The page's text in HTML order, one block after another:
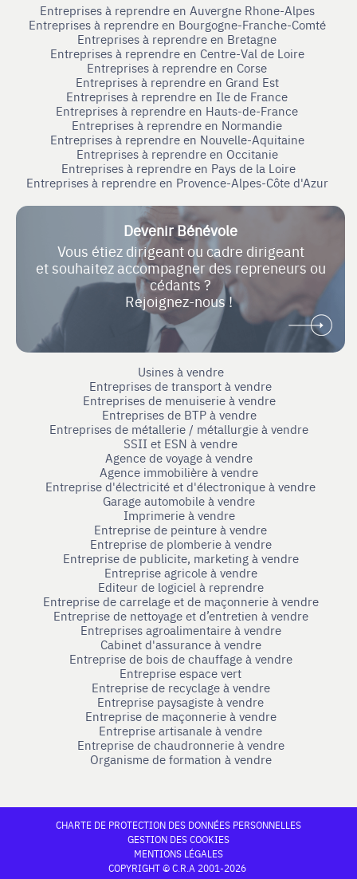
Entreprises à reprendre en Auvergne Rhone-Alpes
Entreprises à reprendre en Bourgogne-Franche-Comté
Entreprises à reprendre en Bretagne
Entreprises à reprendre en Centre-Val de Loire
Entreprises à reprendre en Corse
Entreprises à reprendre en Grand Est
Entreprises à reprendre en Ile de France
Entreprises à reprendre en Hauts-de-France
Entreprises à reprendre en Normandie
Entreprises à reprendre en Nouvelle-Aquitaine
Entreprises à reprendre en Occitanie
Entreprises à reprendre en Pays de la Loire
Entreprises à reprendre en Provence-Alpes-Côte d'Azur
Devenir Bénévole
Vous étiez dirigeant ou cadre dirigeant
et souhaitez accompagner des repreneurs ou
cédants ?
Rejoignez-nous !
Usines à vendre
Entreprises de transport à vendre
Entreprises de menuiserie à vendre
Entreprises de BTP à vendre
Entreprises de métallerie / métallurgie à vendre
SSII et ESN à vendre
Agence de voyage à vendre
Agence immobilière à vendre
Entreprise d'électricité et d'électronique à vendre
Garage automobile à vendre
Imprimerie à vendre
Entreprise de peinture à vendre
Entreprise de plomberie à vendre
Entreprise de publicite, marketing à vendre
Entreprise agricole à vendre
Editeur de logiciel à reprendre
Entreprise de carrelage et de maçonnerie à vendre
Entreprise de nettoyage et d’entretien à vendre
Entreprises agroalimentaire à vendre
Cabinet d'assurance à vendre
Entreprise de bois de chauffage à vendre
Entreprise espace vert
Entreprise de recyclage à vendre
Entreprise paysagiste à vendre
Entreprise de maçonnerie à vendre
Entreprise artisanale à vendre
Entreprise de chaudronnerie à vendre
Organisme de formation à vendre
CHARTE DE PROTECTION DES DONNÉES PERSONNELLES
GESTION DES COOKIES
MENTIONS LÉGALES
COPYRIGHT © C.R.A 2001-2026